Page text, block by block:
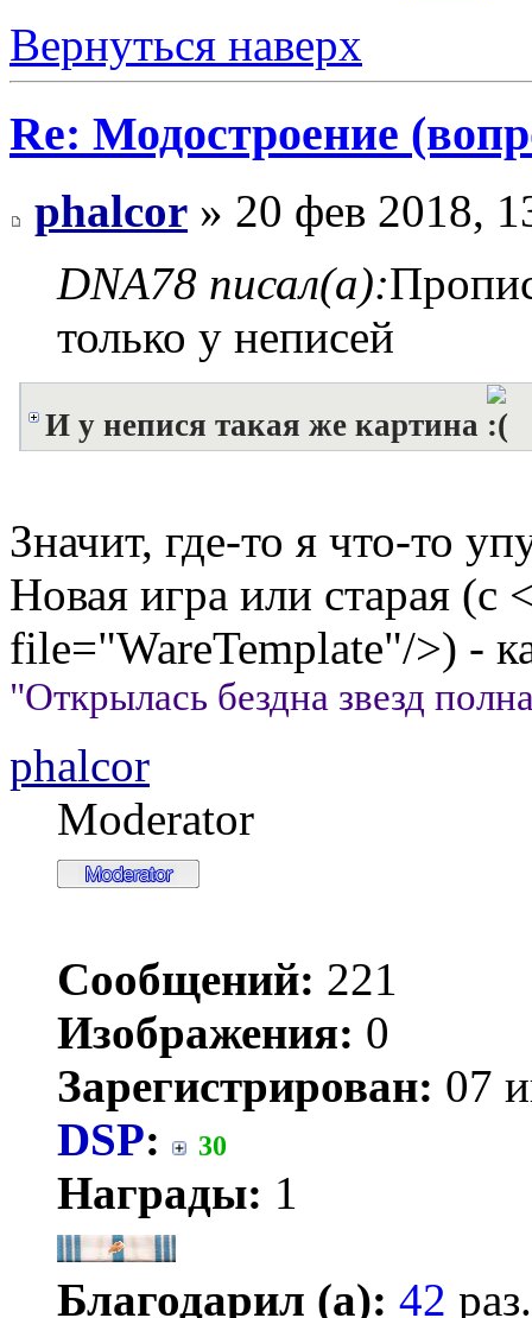
Вернуться наверх
Re: Модостроение
phalcor » 20 фев 2018,
DNA78 писал(а):
только у неписей
И у непися такая же картина
Значит, где-то я что-то
Новая игра или старая (с
file="WareTemplate"/>) -
"Открылась бездна звезд
phalcor
Moderator
Сообщений: 221
Изображения: 0
Зарегистрирован: 07
DSP: 30
Награды: 1
Благодарил (а): 42 раз.